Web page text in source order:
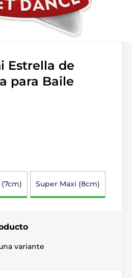
Estrella de
para Baile
Super Maxi (8cm)
variante